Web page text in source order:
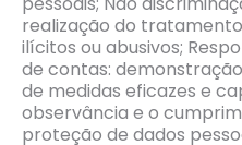
realização do
ilícitos ou abusivos;
de contas:
de medidas eficazes e
observância e o
proteção de dados